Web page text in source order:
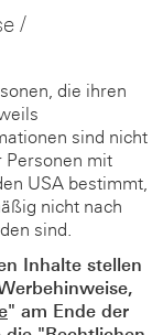
/
die ihren
sind nicht
Personen mit
USA bestimmt,
nicht nach
sind.
Inhalte stellen
" am Ende der